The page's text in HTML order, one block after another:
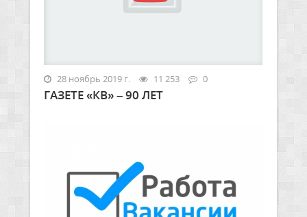
28 ноябрь 2019 г. 11 253 0
ГАЗЕТЕ «КВ» – 90 ЛЕТ